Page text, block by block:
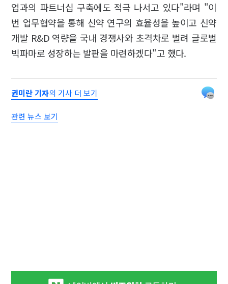
업과의 파트너십 구축에도 적극 나서고 있다"라며 "이
번 업무협약을 통해 신약 연구의 효율성을 높이고 신약
개발 R&D 역량을 국내 경쟁사와 초격차로 벌려 글로벌
빅파마로 성장하는 발판을 마련하겠다"고 했다.
권미란 기자의 기사 더 보기
관련 뉴스 보기